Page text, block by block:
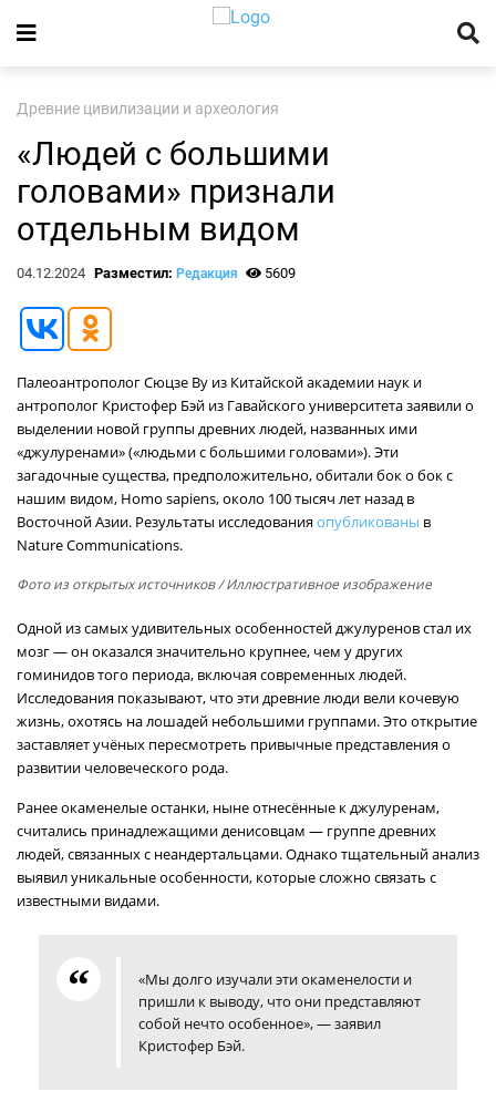
Древние цивилизации и археология
«Людей с большими
головами» признали
отдельным видом
04.12.2024 Разместил: Редакция 5609
Палеоантрополог Сюцзе Ву из Китайской академии наук и
антрополог Кристофер Бэй из Гавайского университета заявили о
выделении новой группы древних людей, названных ими
«джулуренами» («людьми с большими головами»). Эти
загадочные существа, предположительно, обитали бок о бок с
нашим видом, Homo sapiens, около 100 тысяч лет назад в
Восточной Азии. Результаты исследованияопубликованы в
Nature Communications.
Фото из открытых источников/ Иллюстративное изображение
Одной из самых удивительных особенностей джулуренов стал их
мозг — он оказался значительно крупнее, чем у других
гоминидов того периода, включая современных людей.
Исследования показывают, что эти древние люди вели кочевую
жизнь, охотясь на лошадей небольшими группами. Это открытие
заставляет учёных пересмотреть привычные представления о
развитии человеческого рода.
Ранее окаменелые останки, ныне отнесённые к джулуренам,
считались принадлежащими денисовцам — группе древних
людей, связанных с неандертальцами. Однако тщательный анализ
выявил уникальные особенности, которые сложно связать с
известными видами.
«Мы долго изучали эти окаменелости и
пришли к выводу, что они представляют
собой нечто особенное», — заявил
Кристофер Бэй.